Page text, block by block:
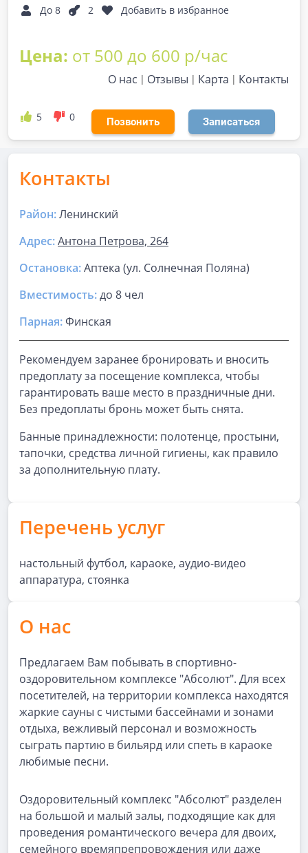
До 8 2 Добавить в избранное
Цена: от 500 до 600 р/час
О нас Отзывы Карта Контакты
5 0 Позвонить Записаться
Контакты
Район:Ленинский
Адрес:Антона Петрова, 264
Остановка:Аптека (ул. Солнечная Поляна)
Вместимость:до 8 чел
Парная:Финская
Рекомендуем заранее бронировать и вносить
предоплату за посещение комплекса, чтобы
гарантировать ваше место в праздничные дни.
Без предоплаты бронь может быть снята.
Банные принадлежности: полотенце, простыни,
тапочки, средства личной гигиены, как правило
за дополнительную плату.
Перечень услуг
настольный футбол, караоке, аудио-видео
аппаратура, стоянка
О нас
Предлагаем Вам побывать в спортивно-
оздоровительном комплексе "Абсолют". Для всех
посетителей, на территории комплекса находятся
жаркие сауны с чистыми бассейнами и зонами
отдыха, вежливый персонал и возможность
сыграть партию в бильярд или спеть в караоке
любимые песни.
Оздоровительный комплекс "Абсолют" разделен
на большой и малый залы, подходящие как для
проведения романтического вечера для двоих,
семейного времяпрепровождения или даже